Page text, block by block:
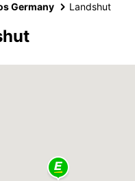
Germany Landshut